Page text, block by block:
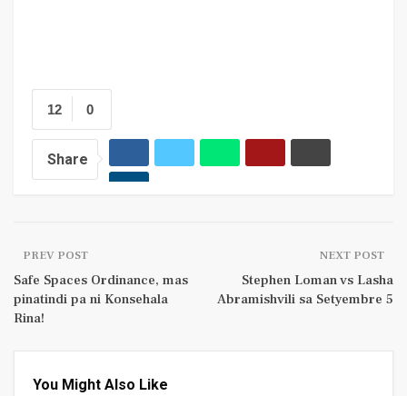
0
12
Share
PREV POST
Safe Spaces Ordinance, mas
pinatindi pa ni Konsehala
Rina!
NEXT POST
Stephen Loman vs Lasha
Abramishvili sa Setyembre 5
You Might Also Like